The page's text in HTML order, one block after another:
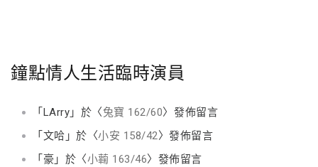
鐘點情人生活臨時演員
「 LArry 」於〈兔寶 162/60〉發佈留言
「 文哈 」於〈小安 158/42〉發佈留言
「 豪 」於〈小蘜 163/46〉發佈留言